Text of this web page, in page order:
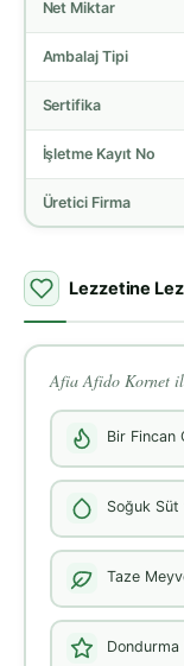
Net Miktar
Ambalaj Tipi
Sertifika
İşletme Kayıt No
Üretici Firma
Lezzetine
Afia Afido Kornet
Bir Fincan
Soğuk
Taze